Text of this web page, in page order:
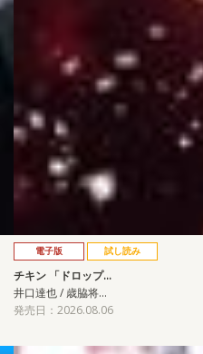
電子版 試し読み
チキン 「ドロップ…
井口達也 / 歳脇将…
発売日：2026.08.06